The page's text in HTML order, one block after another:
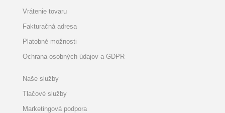
Vrátenie tovaru
Fakturačná adresa
Platobné možnosti
Ochrana osobných údajov a GDPR
Naše služby
Tlačové služby
Marketingová podpora